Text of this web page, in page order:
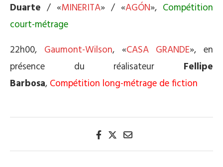
Duarte / «MINERITA» / «AGÓN», Compétition
court-métrage
22h00, Gaumont-Wilson, «CASA GRANDE», en
présence du réalisateur Fellipe
Barbosa, Compétition long-métrage de fiction